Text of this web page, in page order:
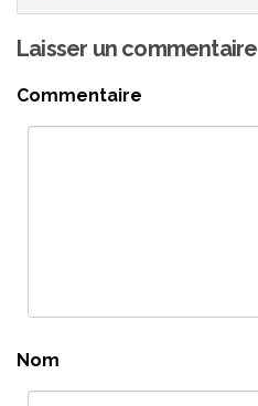
Laisser un commentaire
Commentaire
Nom